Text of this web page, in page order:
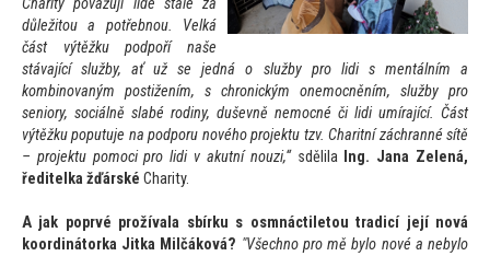
Charity považují lidé stále za
důležitou a potřebnou. Velká
část výtěžku podpoří naše
stávající služby, ať už se jedná o služby pro lidi s mentálním a
kombinovaným postižením, s chronickým onemocněním, služby pro
seniory, sociálně slabé rodiny, duševně nemocné či lidi umírající. Část
výtěžku poputuje na podporu nového projektu tzv. Charitní záchranné sítě
– projektu pomoci pro lidi v akutní nouzi,“sdělila Ing. Jana Zelená,
ředitelka žďárské Charity.
A jak poprvé prožívala sbírku s osmnáctiletou tradicí její nová
koordinátorka Jitka Milčáková? "Všechno pro mě bylo nové a nebylo